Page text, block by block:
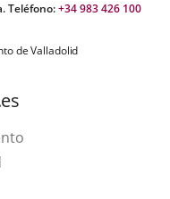
Teléfono:+34 983 426 100
de Valladolid